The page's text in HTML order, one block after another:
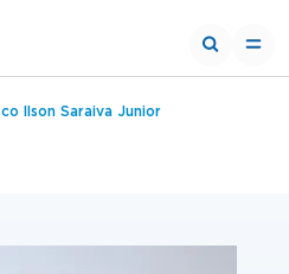
Ilson Saraiva Junior